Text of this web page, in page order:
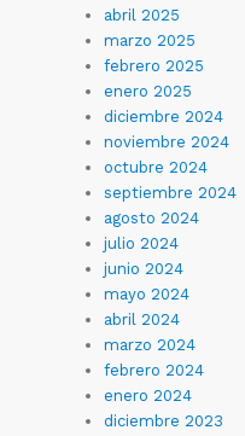
abril 2025
marzo 2025
febrero 2025
enero 2025
diciembre 2024
noviembre 2024
octubre 2024
septiembre 2024
agosto 2024
julio 2024
junio 2024
mayo 2024
abril 2024
marzo 2024
febrero 2024
enero 2024
diciembre 2023